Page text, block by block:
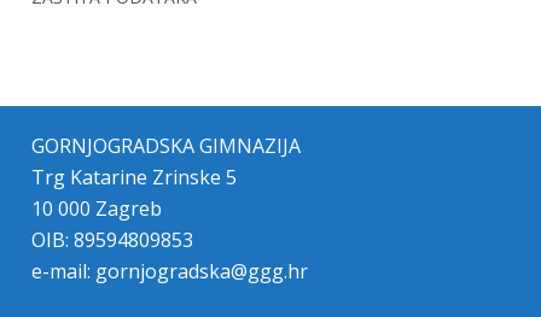
GORNJOGRADSKA GIMNAZIJA
Trg Katarine Zrinske 5
10 000 Zagreb
OIB: 89594809853
e-mail: gornjogradska@ggg.hr